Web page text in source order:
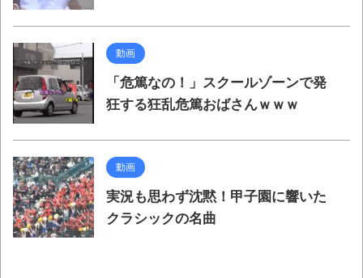
動画
「危篤なの！」スクールゾーンで発
狂する狂乱危篤おばさんｗｗｗ
動画
実況も思わず沈黙！甲子園に響いた
クラシックの名曲